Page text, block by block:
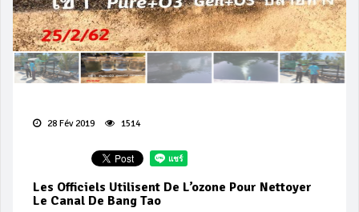
28 Fév 2019 1514
Les Officiels Utilisent De L’ozone Pour Nettoyer
Le Canal De Bang Tao